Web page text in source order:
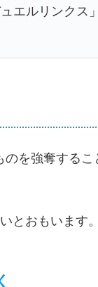
エルリンクス
を強奪する
とおもいます。